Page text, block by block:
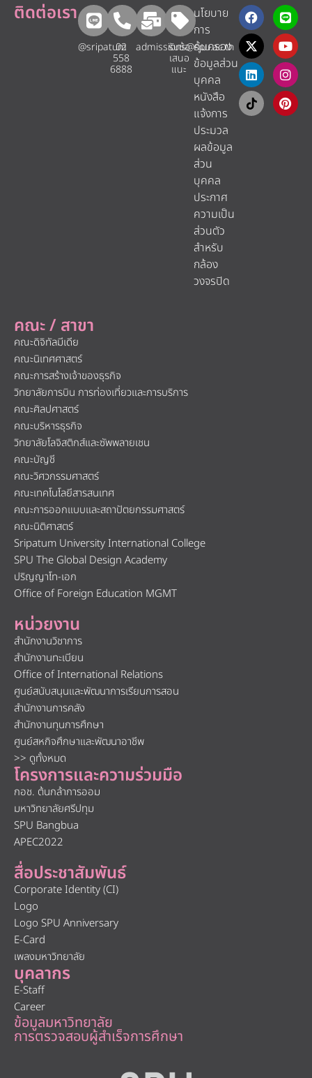
คณะ / สาขา
คณะดิจิทัลมีเดีย
คณะนิเทศศาสตร์
คณะการสร้างเจ้าของธุรกิจ
วิทยาลัยการบิน การท่องเที่ยวและการบริการ
คณะศิลปศาสตร์
คณะบริหารธุรกิจ
วิทยาลัยโลจิสติกส์และซัพพลายเชน
คณะบัญชี
คณะวิศวกรรมศาสตร์
คณะเทคโนโลยีสารสนเทศ
คณะการออกแบบและสถาปัตยกรรมศาสตร์
คณะนิติศาสตร์
Sripatum University International College
SPU The Global Design Academy
ปริญญาโท-เอก
Office of Foreign Education MGMT
หน่วยงาน
สำนักงานวิชาการ
สำนักงานทะเบียน
Office of International Relations
ศูนย์สนับสนุนและพัฒนาการเรียนการสอน
สำนักงานการคลัง
สำนักงานทุนการศึกษา
ศูนย์สหกิจศึกษาและพัฒนาอาชีพ
>> ดูทั้งหมด
โครงการและความร่วมมือ
กอช. ต้นกล้าการออม
มหาวิทยาลัยศรีปทุม
SPU Bangbua
APEC2022
สื่อประชาสัมพันธ์
Corporate Identity (CI)
Logo
Logo SPU Anniversary
E-Card
เพลงมหาวิทยาลัย
บุคลากร
E-Staff
Career
ข้อมูลมหาวิทยาลัย
การตรวจสอบผู้สำเร็จการศึกษา
ติดต่อเรา
@sripatum
02
558
6888
admissions@spu.ac.th
รับข้อ
เสนอ
แนะ​
นโยบาย
การ
คุ้มครอง
ข้อมูลส่วน
บุคคล
หนังสือ
แจ้งการ
ประมวล
ผลข้อมูล
ส่วน
บุคคล
ประกาศ
ความเป็น
ส่วนตัว
สำหรับ
กล้อง
วงจรปิด